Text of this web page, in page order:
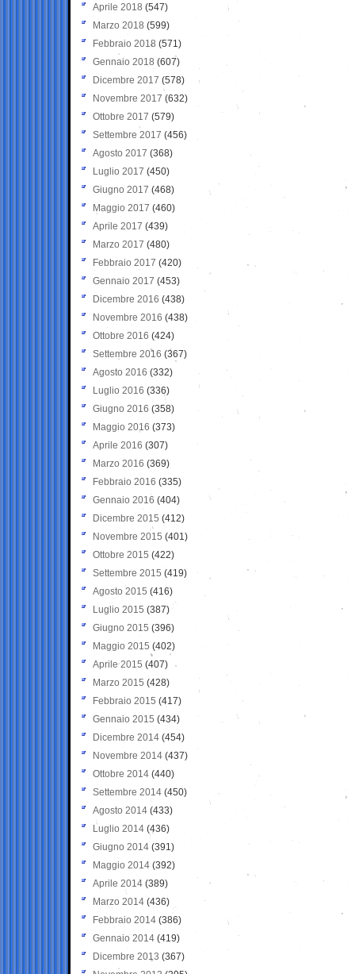
Aprile 2018 (547)
Marzo 2018 (599)
Febbraio 2018 (571)
Gennaio 2018 (607)
Dicembre 2017 (578)
Novembre 2017 (632)
Ottobre 2017 (579)
Settembre 2017 (456)
Agosto 2017 (368)
Luglio 2017 (450)
Giugno 2017 (468)
Maggio 2017 (460)
Aprile 2017 (439)
Marzo 2017 (480)
Febbraio 2017 (420)
Gennaio 2017 (453)
Dicembre 2016 (438)
Novembre 2016 (438)
Ottobre 2016 (424)
Settembre 2016 (367)
Agosto 2016 (332)
Luglio 2016 (336)
Giugno 2016 (358)
Maggio 2016 (373)
Aprile 2016 (307)
Marzo 2016 (369)
Febbraio 2016 (335)
Gennaio 2016 (404)
Dicembre 2015 (412)
Novembre 2015 (401)
Ottobre 2015 (422)
Settembre 2015 (419)
Agosto 2015 (416)
Luglio 2015 (387)
Giugno 2015 (396)
Maggio 2015 (402)
Aprile 2015 (407)
Marzo 2015 (428)
Febbraio 2015 (417)
Gennaio 2015 (434)
Dicembre 2014 (454)
Novembre 2014 (437)
Ottobre 2014 (440)
Settembre 2014 (450)
Agosto 2014 (433)
Luglio 2014 (436)
Giugno 2014 (391)
Maggio 2014 (392)
Aprile 2014 (389)
Marzo 2014 (436)
Febbraio 2014 (386)
Gennaio 2014 (419)
Dicembre 2013 (367)